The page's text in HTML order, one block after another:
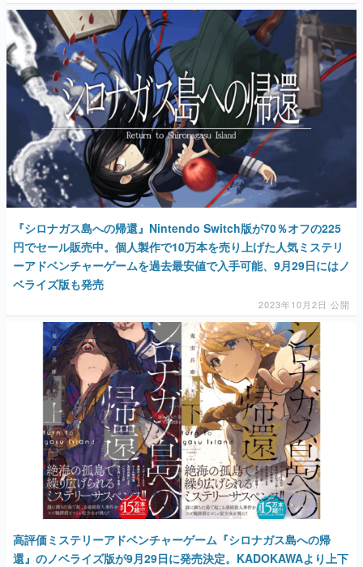
『シロナガス島への帰還』Nintendo Switch版が70％オフの225
円でセール販売中。個人製作で10万本を売り上げた人気ミステリ
ーアドベンチャーゲームを過去最安値で入手可能、9月29日にはノ
ベライズ版も発売
2023年10月2日 公開
高評価ミステリーアドベンチャーゲーム『シロナガス島への帰
還』のノベライズ版が9月29日に発売決定。KADOKAWAより上下